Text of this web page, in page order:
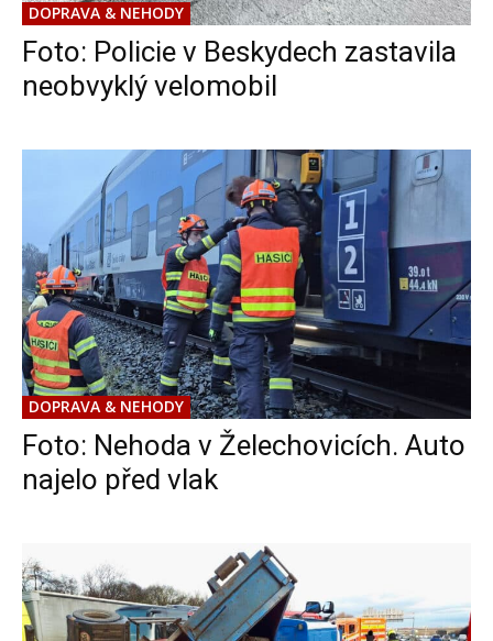
DOPRAVA & NEHODY
Foto: Policie v Beskydech zastavila
neobvyklý velomobil
DOPRAVA & NEHODY
Foto: Nehoda v Želechovicích. Auto
najelo před vlak